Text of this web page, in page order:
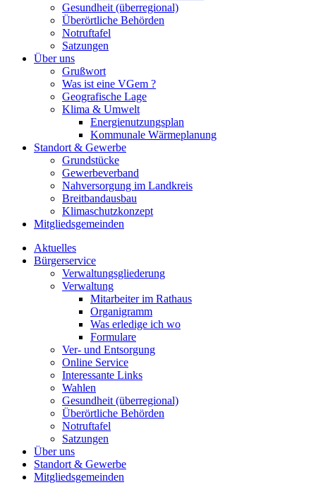
Gesundheit (überregional)
Überörtliche Behörden
Notruftafel
Satzungen
Über uns
Grußwort
Was ist eine VGem ?
Geografische Lage
Klima & Umwelt
Energienutzungsplan
Kommunale Wärmeplanung
Standort & Gewerbe
Grundstücke
Gewerbeverband
Nahversorgung im Landkreis
Breitbandausbau
Klimaschutzkonzept
Mitgliedsgemeinden
Aktuelles
Bürgerservice
Verwaltungsgliederung
Verwaltung
Mitarbeiter im Rathaus
Organigramm
Was erledige ich wo
Formulare
Ver- und Entsorgung
Online Service
Interessante Links
Wahlen
Gesundheit (überregional)
Überörtliche Behörden
Notruftafel
Satzungen
Über uns
Standort & Gewerbe
Mitgliedsgemeinden